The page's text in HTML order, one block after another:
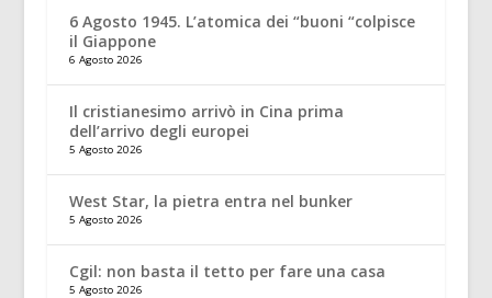
6 Agosto 1945. L’atomica dei “buoni “colpisce
il Giappone
6 Agosto 2026
Il cristianesimo arrivò in Cina prima
dell’arrivo degli europei
5 Agosto 2026
West Star, la pietra entra nel bunker
5 Agosto 2026
Cgil: non basta il tetto per fare una casa
5 Agosto 2026